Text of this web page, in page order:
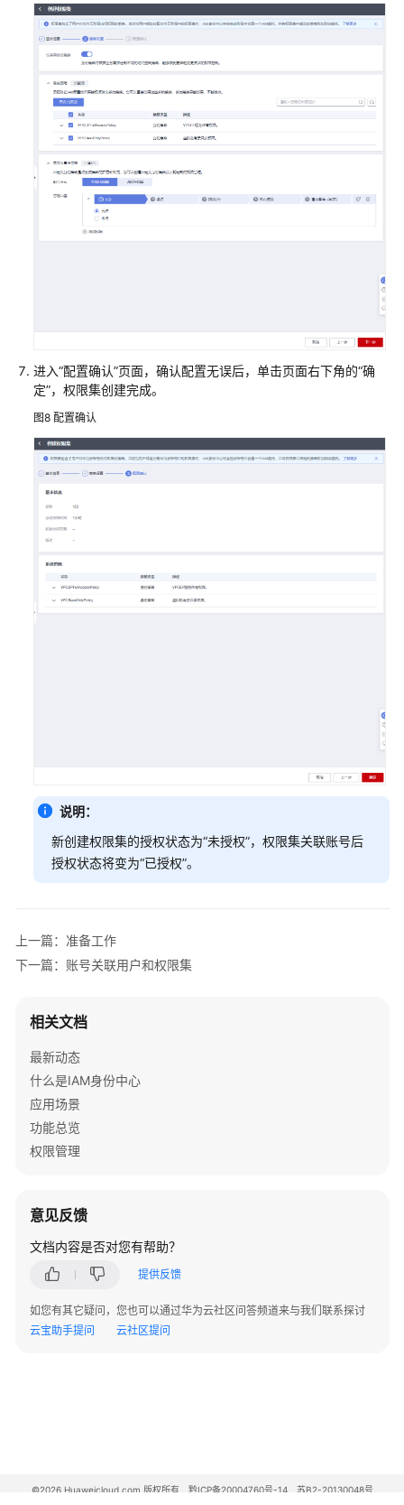
进入“配置确认”页面，确认配置无误后，单击页面右下角的“确
定”，权限集创建完成。
图8 配置确认
说明：
新创建权限集的授权状态为“未授权”，权限集关联账号后
授权状态将变为“已授权”。
上一篇：准备工作
下一篇：账号关联用户和权限集
相关文档
最新动态
什么是IAM身份中心
应用场景
功能总览
权限管理
意见反馈
文档内容是否对您有帮助？
提供反馈
如您有其它疑问，您也可以通过华为云社区问答频道来与我们联系探讨
云宝助手提问
云社区提问
©2026 Huaweicloud.com 版权所有 黔ICP备20004760号-14
苏B2-20130048号